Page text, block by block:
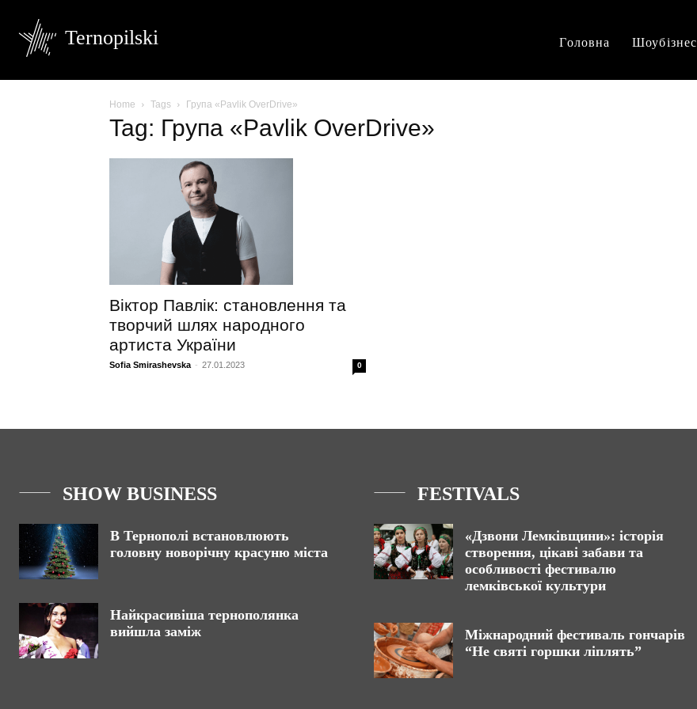
Ternopilski Головна Шоубізнес
Home Tags Група «Pavlik OverDrive»
Tag: Група «Pavlik OverDrive»
Віктор Павлік: становлення та
творчий шлях народного
артиста України
Sofia Smirashevska - 27.01.2023 0
SHOW BUSINESS
В Тернополі встановлюють
головну новорічну красуню міста
Найкрасивіша тернополянка
вийшла заміж
FESTIVALS
«Дзвони Лемківщини»: історія
створення, цікаві забави та
особливості фестивалю
лемківської культури
Міжнародний фестиваль гончарів
“Не святі горшки ліплять”